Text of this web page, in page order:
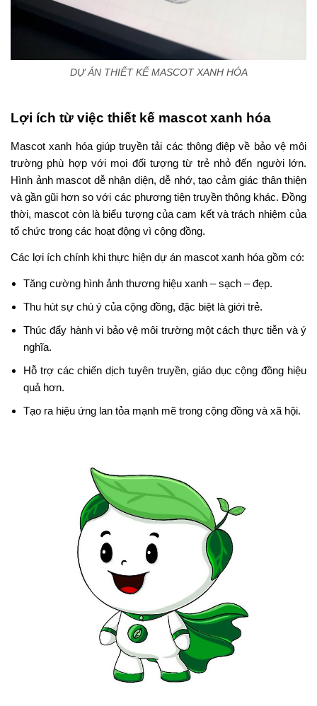
DỰ ÁN THIẾT KẾ MASCOT XANH HÓA
Lợi ích từ việc thiết kế mascot xanh hóa
Mascot xanh hóa giúp truyền tải các thông điệp về bảo vệ môi
trường phù hợp với mọi đối tượng từ trẻ nhỏ đến người lớn.
Hình ảnh mascot dễ nhận diện, dễ nhớ, tạo cảm giác thân thiện
và gần gũi hơn so với các phương tiện truyền thông khác. Đồng
thời, mascot còn là biểu tượng của cam kết và trách nhiệm của
tổ chức trong các hoạt động vì cộng đồng.
Các lợi ích chính khi thực hiện dự án mascot xanh hóa gồm có:
Tăng cường hình ảnh thương hiệu xanh – sạch – đẹp.
Thu hút sự chú ý của cộng đồng, đặc biệt là giới trẻ.
Thúc đẩy hành vi bảo vệ môi trường một cách thực tiễn và ý
nghĩa.
Hỗ trợ các chiến dịch tuyên truyền, giáo dục cộng đồng hiệu
quả hơn.
Tạo ra hiệu ứng lan tỏa mạnh mẽ trong cộng đồng và xã hội.